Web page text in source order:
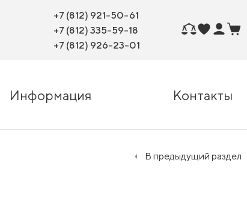
+7 (812) 921-50-61
+7 (812) 335-59-18
+7 (812) 926-23-01
Информация Контакты
В предыдущий раздел